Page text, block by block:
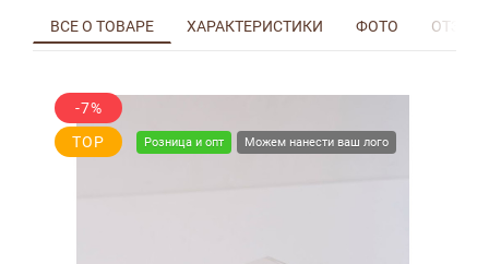
ВСЕ О ТОВАРЕ ХАРАКТЕРИСТИКИ ФОТО
Розница и опт Можем нанести ваш лого
-7%
TOP